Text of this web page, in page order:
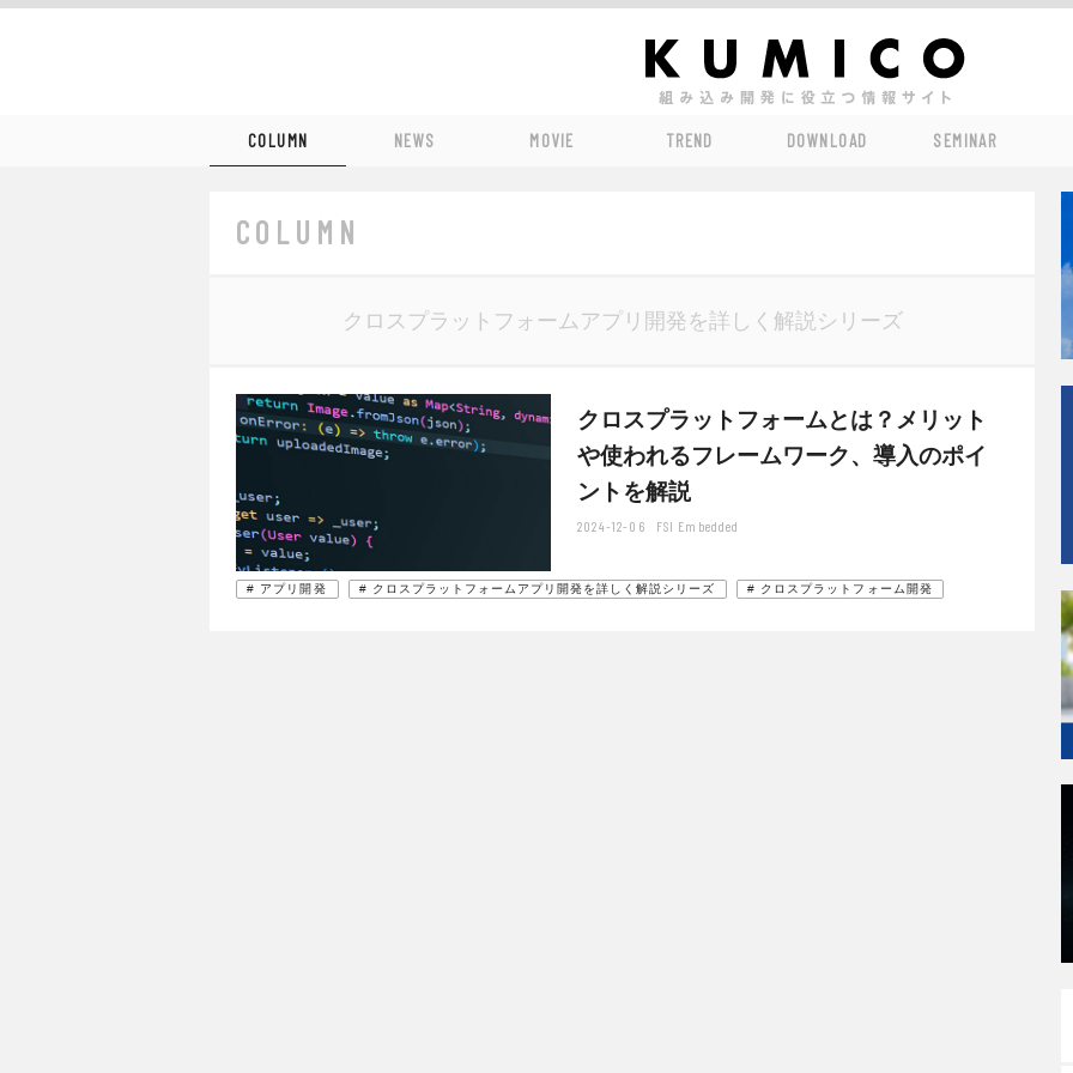
COLUMN NEWS MOVIE TREND DOWNLOAD SEMINAR
COLUMN
クロスプラットフォームアプリ開発を詳しく解説シリーズ
クロスプラットフォームとは？メリット
や使われるフレームワーク、導入のポイ
ントを解説
2024-12-06 FSI Embedded
# アプリ開発 # クロスプラットフォームアプリ開発を詳しく解説シリーズ # クロスプラットフォーム開発